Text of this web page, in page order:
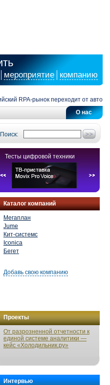
мероприятие компанию
RPA-рынок переходит от
О нас
Поиск:
Тесты цифровой техники
Каталог компаний
Мегаплан
Jume
Кит-системс
Iconica
Бегет
Добавь свою компанию
Проекты
От разрозненной отчетности к
единой системе аналитики —
кейс «Холодильник.ру»
Интервью